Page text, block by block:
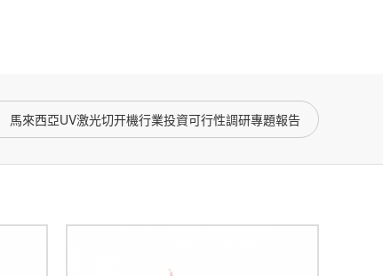
馬來西亞UV激光切开機行業投資可行性調研專題報告